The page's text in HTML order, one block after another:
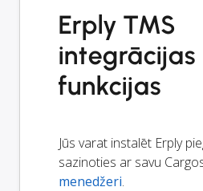
Erply TMS
integrācijas
funkcijas
Jūs varat instalēt Erply
sazinoties ar savu
menedžeri.